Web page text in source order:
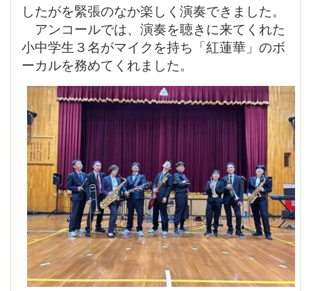
したがを緊張のなか楽しく演奏できました。
アンコールでは、演奏を聴きに来てくれた
小中学生３名がマイクを持ち「紅蓮華」のボ
ーカルを務めてくれました。